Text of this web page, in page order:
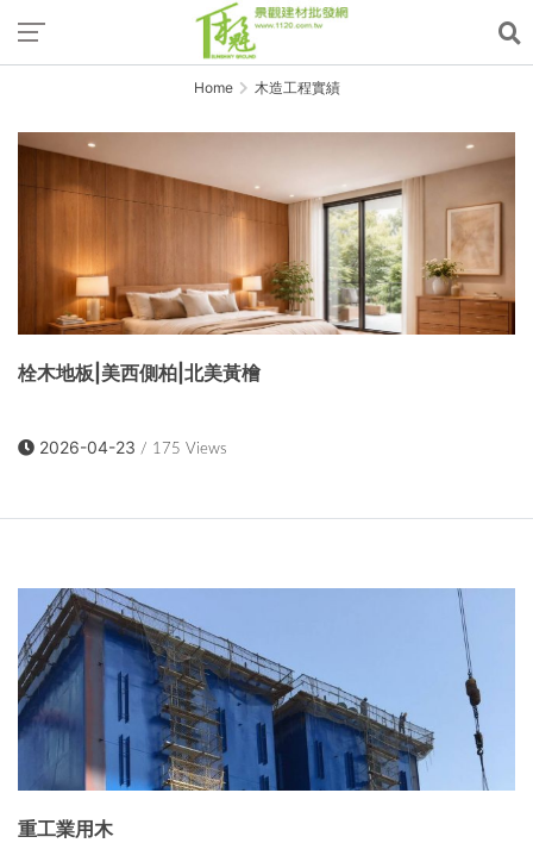
Home 木造工程實績
栓木地板|美西側柏|北美黃檜
2026-04-23 / 175 Views
重工業用木